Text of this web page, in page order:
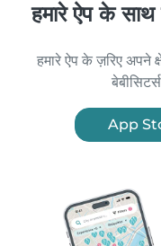
हमारे ऐप के
हमारे ऐप के ज़रिए अपने
App